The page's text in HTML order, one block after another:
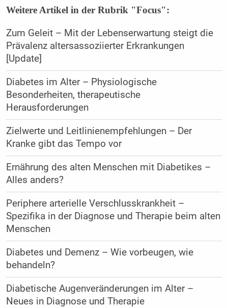
Weitere Artikel in der Rubrik "Focus":
Zum Geleit – Mit der Lebenserwartung steigt die
Prävalenz altersassoziierter Erkrankungen
[Update]
Diabetes im Alter – Physiologische
Besonderheiten, therapeutische
Herausforderungen
Zielwerte und Leitlinienempfehlungen – Der
Kranke gibt das Tempo vor
Ernährung des alten Menschen mit Diabetikes –
Alles anders?
Periphere arterielle Verschlusskrankheit –
Spezifika in der Diagnose und Therapie beim alten
Menschen
Diabetes und Demenz – Wie vorbeugen, wie
behandeln?
Diabetische Augenveränderungen im Alter –
Neues in Diagnose und Therapie